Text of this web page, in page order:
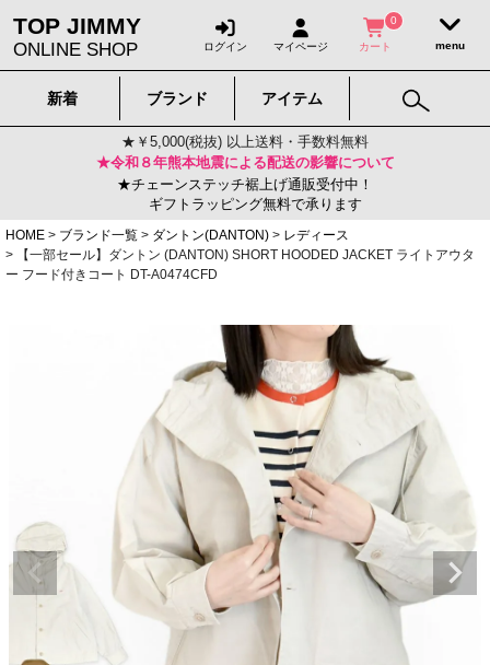
TOP JIMMY
ONLINE SHOP ログイン マイページ
0
カート
新着 ブランド アイテム
★￥5,000(税抜) 以上送料・手数料無料
★令和８年熊本地震による配送の影響について
★チェーンステッチ裾上げ通販受付中！
ギフトラッピング無料で承ります
HOME
ブランド一覧 ダントン(DANTON)
レディース
【一部セール】ダントン (DANTON) SHORT HOODED JACKET ライトアウタ
ー フード付きコート DT-A0474CFD